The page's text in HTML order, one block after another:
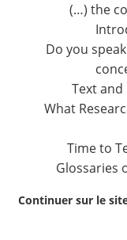
(…) the
Do you
Text
What
Time to
Glossaries
Continuer sur le